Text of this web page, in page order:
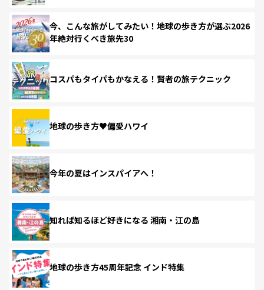
今、こんな旅がしてみたい！地球の歩き方が選ぶ2026
年絶対行くべき旅先30
コスパもタイパもかなえる！賢者の旅テクニック
地球の歩き方♥偏愛ハワイ
今年の夏はインスパイアへ！
知れば知るほど好きになる 湘南・江の島
地球の歩き方45周年記念 インド特集